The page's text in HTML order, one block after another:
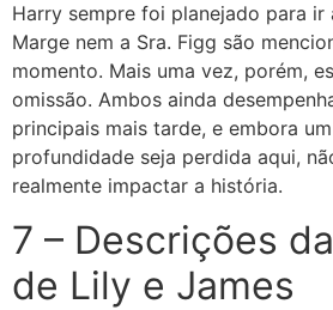
Harry sempre foi planejado para
Marge nem a Sra. Figg são
momento. Mais uma vez, porém,
omissão. Ambos ainda
principais mais tarde, e embora
profundidade seja perdida aqui,
realmente impactar a história.
7 – Descrições
de Lily e James